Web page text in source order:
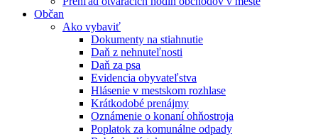
Občan
Ako vybaviť
Dokumenty na stiahnutie
Daň z nehnuteľnosti
Daň za psa
Evidencia obyvateľstva
Hlásenie v mestskom rozhlase
Krátkodobé prenájmy
Oznámenie o konaní ohňostroja
Poplatok za komunálne odpady